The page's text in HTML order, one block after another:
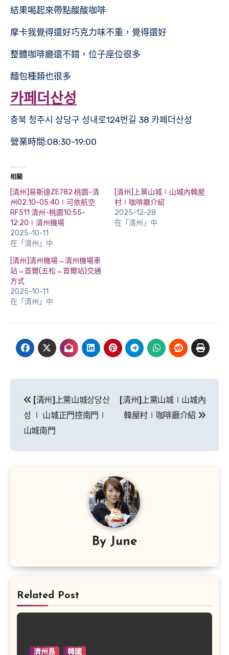
結果喝起來帶點酸酸咖啡
摩卡我覺得還好巧克力味不重，覺得還好
整體咖啡廳還不錯，位子座位很多
麵包種類也很多
카페더산성
충북 청주시 상당구 성내로124번길 38 카페더산성
營業時間:08:30-19:00
相關
[清州]易斯達ZE782 桃園-清
州02:10-05:40∣可依航空
RF511 清州-桃園10:55-
12:20∣清州機場
2025-10-11
在「清州」中
[清州]上黨山城∣山城內韓屋
村∣咖啡廳介紹
2025-12-28
在「清州」中
[清州]清州機場→清州機場車
站→首爾(五松→首爾站)交通
方式
2025-10-11
在「清州」中
章
導
覽
[清州]上黨山城상당산
성 ∣ 山城正門控南門∣
山城南門
[清州]上黨山城∣山城內
韓屋村∣咖啡廳介紹
By June
Related Post
濟州島 韓國